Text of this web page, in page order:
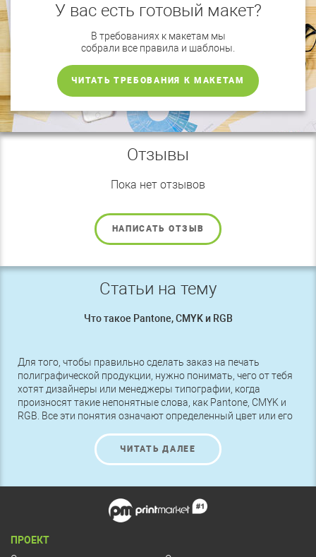
У вас есть готовый макет?
В требованиях к макетам мы
собрали все правила и шаблоны.
ЧИТАТЬ ТРЕБОВАНИЯ К МАКЕТАМ
Отзывы
Пока нет отзывов
НАПИСАТЬ ОТЗЫВ
Статьи на тему
Что такое Pantone, CMYK и RGB
Для того, чтобы правильно сделать заказ на печать
полиграфической продукции, нужно понимать, чего от тебя
хотят дизайнеры или менеджеры типографии, когда
произносят такие непонятные слова, как Pantone, CMYK и
RGB. Все эти понятия означают определенный цвет или его
следует разбираться в этих названиях.
ЧИТАТЬ ДАЛЕЕ
ПРОЕКТ